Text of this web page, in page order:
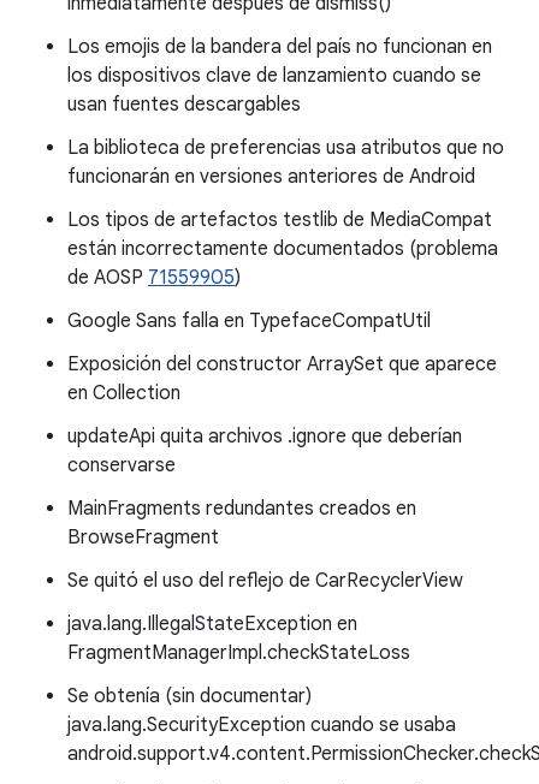
Los emojis de la bandera del país no funcionan en
los dispositivos clave de lanzamiento cuando se
usan fuentes descargables
La biblioteca de preferencias usa atributos que no
funcionarán en versiones anteriores de Android
Los tipos de artefactos testlib de MediaCompat
están incorrectamente documentados (problema
de AOSP 71559905)
Google Sans falla en TypefaceCompatUtil
Exposición del constructor ArraySet que aparece
en Collection
updateApi quita archivos .ignore que deberían
conservarse
MainFragments redundantes creados en
BrowseFragment
Se quitó el uso del reflejo de CarRecyclerView
java.lang.IllegalStateException en
FragmentManagerImpl.checkStateLoss
Se obtenía (sin documentar)
java.lang.SecurityException cuando se usaba